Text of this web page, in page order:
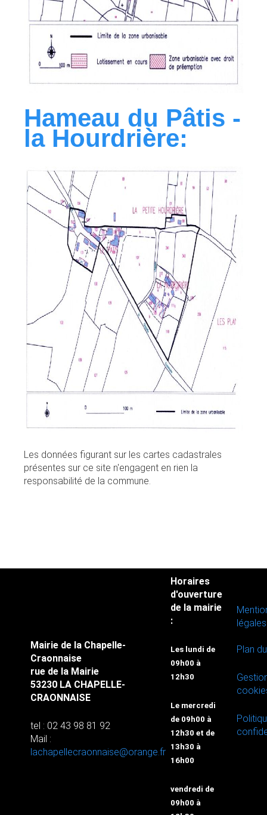
Hameau du Pâtis -
la Hourdrière:
Les données figurant sur les cartes cadastrales
présentes sur ce site n'engagent en rien la
responsabilité de la commune.
Mairie de la Chapelle-
Craonnaise
rue de la Mairie
53230 LA CHAPELLE-
CRAONNAISE
tel : 02 43 98 81 92
Mail :
lachapellecraonnaise@orange.fr
Horaires
d'ouverture
de la mairie
:
Les lundi de
09h00 à
12h30
Le mercredi
de 09h00 à
12h30 et de
13h30 à
16h00
vendredi de
09h00 à
légales
Plan